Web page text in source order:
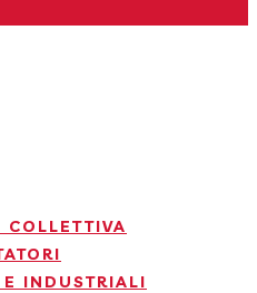
COLLETTIVA
INDUSTRIALI